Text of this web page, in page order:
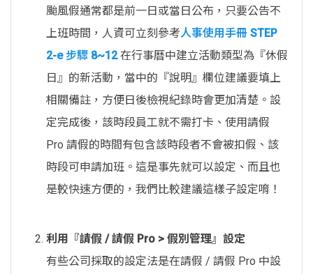
颱風假通常都是前一日或當日公布，只要公告不
上班時間，人資可立刻參考人事使用手冊 STEP
2-e 步驟 8~12在行事曆中建立活動類型為『休假
日』的新活動，當中的『說明』欄位建議要填上
相關備註，方便日後檢視紀錄時會更加清楚。設
定完成後，該時段員工就不需打卡、使用請假
Pro 請假的時間有包含該時段者不會被扣假、該
時段可申請加班。這是事先就可以設定、而且也
是較快速方便的，我們比較建議這樣子設定唷！
利用『請假 / 請假 Pro > 假別管理』設定
有些公司採取的設定法是在請假 / 請假 Pro 中設